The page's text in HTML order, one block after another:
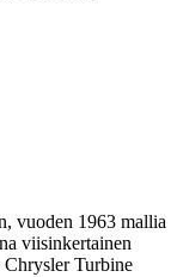
vuoden 1963 mallia
viisinkertainen
Chrysler Turbine